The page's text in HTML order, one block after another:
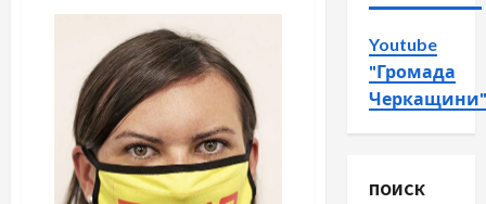
Youtube
"Громада
Черкащини"
ПОИСК